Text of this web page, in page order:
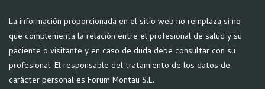
La información proporcionada en el sitio web no remplaza si no
que complementa la relación entre el profesional de salud y su
paciente o visitante y en caso de duda debe consultar con su
profesional. El responsable del tratamiento de los datos de
carácter personal es Forum Montau S.L.